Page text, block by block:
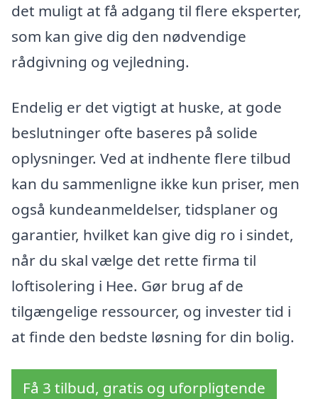
det muligt at få adgang til flere eksperter,
som kan give dig den nødvendige
rådgivning og vejledning.
Endelig er det vigtigt at huske, at gode
beslutninger ofte baseres på solide
oplysninger. Ved at indhente flere tilbud
kan du sammenligne ikke kun priser, men
også kundeanmeldelser, tidsplaner og
garantier, hvilket kan give dig ro i sindet,
når du skal vælge det rette firma til
loftisolering i Hee. Gør brug af de
tilgængelige ressourcer, og invester tid i
at finde den bedste løsning for din bolig.
Få 3 tilbud, gratis og uforpligtende